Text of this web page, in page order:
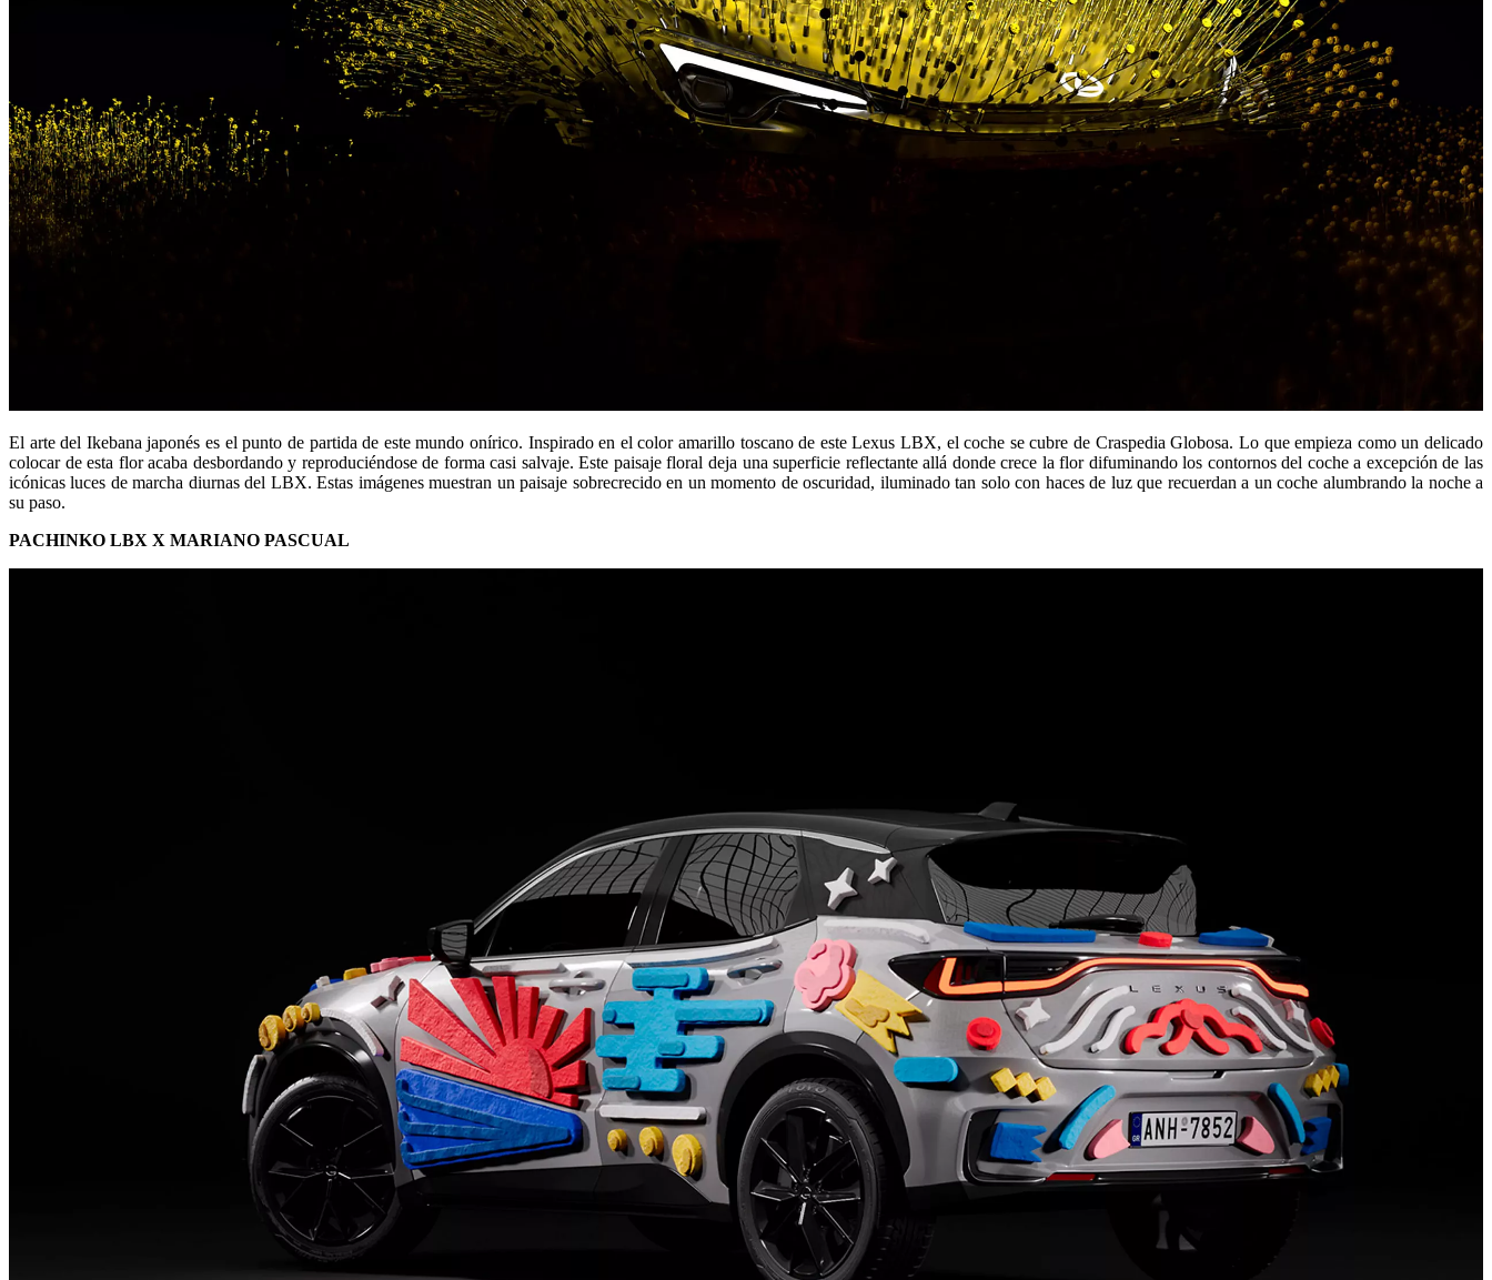
El arte del Ikebana japonés es el punto de partida de este mundo onírico. Inspirado en el color amarillo toscano de este Lexus LBX, el coche se cubre de Craspedia Globosa. Lo que empieza como un delicado
colocar de esta flor acaba desbordando y reproduciéndose de forma casi salvaje. Este paisaje floral deja una superficie reflectante allá donde crece la flor difuminando los contornos del coche a excepción de las
icónicas luces de marcha diurnas del LBX. Estas imágenes muestran un paisaje sobrecrecido en un momento de oscuridad, iluminado tan solo con haces de luz que recuerdan a un coche alumbrando la noche a
su paso.
PACHINKO LBX X MARIANO PASCUAL